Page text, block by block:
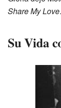
Share My Love.
Su Vida